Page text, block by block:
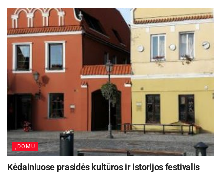
ĮDOMU
Kėdainiuose prasidės kultūros ir istorijos festivalis